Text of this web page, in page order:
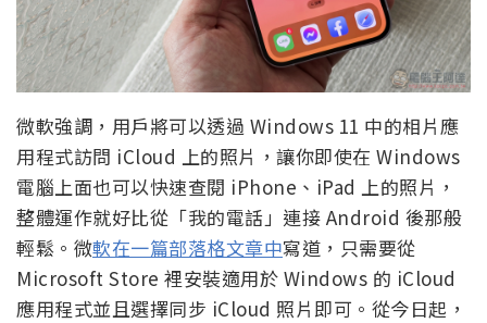
微軟強調，用戶將可以透過 Windows 11 中的相片應
用程式訪問 iCloud 上的照片，讓你即使在 Windows
電腦上面也可以快速查閱 iPhone、iPad 上的照片，
整體運作就好比從「我的電話」連接 Android 後那般
輕鬆。微軟在一篇部落格文章中寫道，只需要從
Microsoft Store 裡安裝適用於 Windows 的 iCloud
應用程式並且選擇同步 iCloud 照片即可。從今日起，